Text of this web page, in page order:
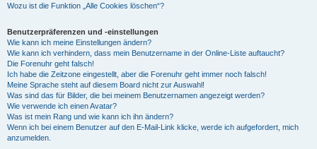
Wozu ist die Funktion „Alle Cookies löschen“?
Benutzerpräferenzen und -einstellungen
Wie kann ich meine Einstellungen ändern?
Wie kann ich verhindern, dass mein Benutzername in der Online-Liste auftaucht?
Die Forenuhr geht falsch!
Ich habe die Zeitzone eingestellt, aber die Forenuhr geht immer noch falsch!
Meine Sprache steht auf diesem Board nicht zur Auswahl!
Was sind das für Bilder, die bei meinem Benutzernamen angezeigt werden?
Wie verwende ich einen Avatar?
Was ist mein Rang und wie kann ich ihn ändern?
Wenn ich bei einem Benutzer auf den E-Mail-Link klicke, werde ich aufgefordert, mich
anzumelden.